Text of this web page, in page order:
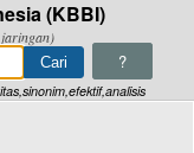
(KBBI)
?